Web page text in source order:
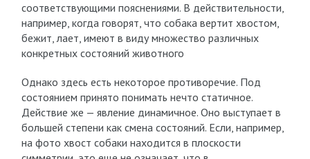
соответствующими пояснениями. В действительности,
например, когда говорят, что собака вертит хвостом,
бежит, лает, имеют в виду множество различных
конкретных состояний животного
Однако здесь есть некоторое противоречие. Под
состоянием принято понимать нечто статичное.
Действие же — явление динамичное. Оно выступает в
большей степени как смена состояний. Если, например,
на фото хвост собаки находится в плоскости